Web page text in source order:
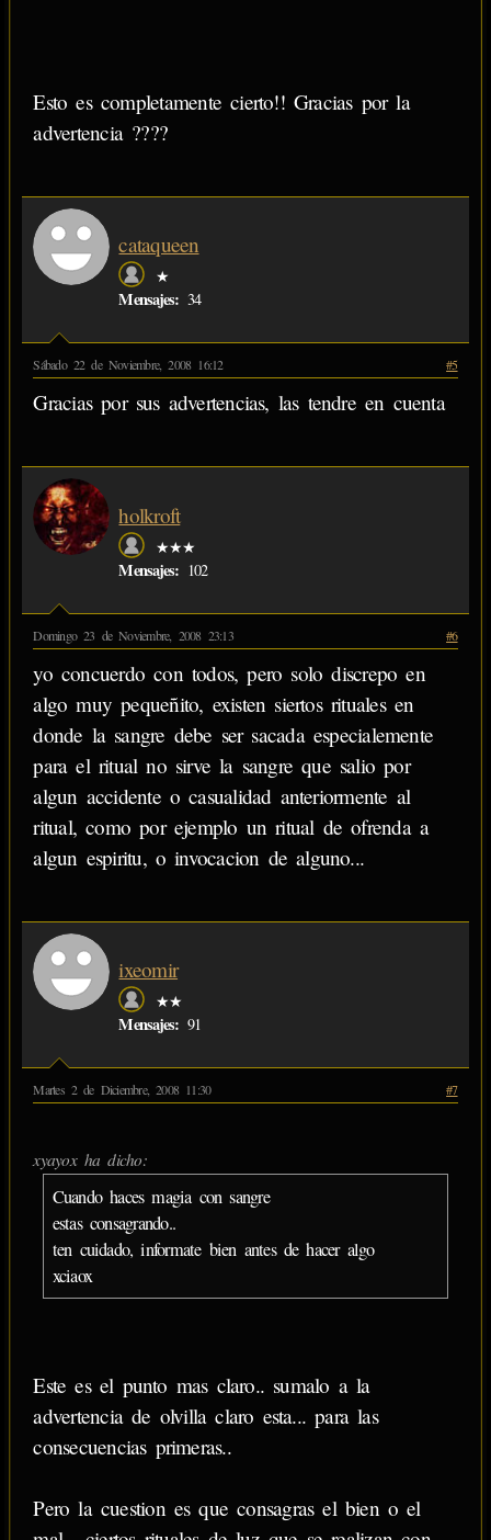
Esto es completamente cierto!! Gracias por la
advertencia ????
cataqueen
★
Mensajes: 34
Sábado 22 de Noviembre, 2008 16:12 #5
Gracias por sus advertencias, las tendre en cuenta
holkroft
★★★
Mensajes: 102
Domingo 23 de Noviembre, 2008 23:13 #6
yo concuerdo con todos, pero solo discrepo en
algo muy pequeñito, existen siertos rituales en
donde la sangre debe ser sacada especialemente
para el ritual no sirve la sangre que salio por
algun accidente o casualidad anteriormente al
ritual, como por ejemplo un ritual de ofrenda a
algun espiritu, o invocacion de alguno...
ixeomir
★★
Mensajes: 91
Martes 2 de Diciembre, 2008 11:30 #7
xyayox ha dicho:
Cuando haces magia con sangre
estas consagrando..
ten cuidado, informate bien antes de hacer algo
xciaox
Este es el punto mas claro.. sumalo a la
advertencia de olvilla claro esta... para las
consecuencias primeras..
Pero la cuestion es que consagras el bien o el